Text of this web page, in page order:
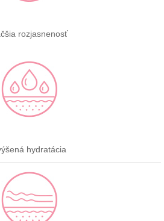
rozjasnenosť
hydratácia